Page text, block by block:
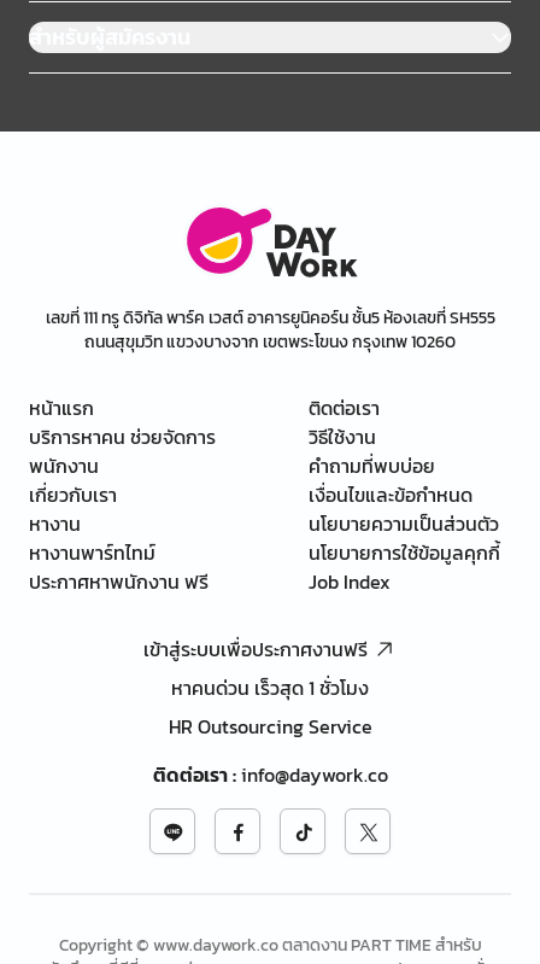
สำหรับผู้สมัครงาน
เลขที่ 111 ทรู ดิจิทัล พาร์ค เวสต์ อาคารยูนิคอร์น ชั้น5 ห้องเลขที่ SH555
ถนนสุขุมวิท แขวงบางจาก เขตพระโขนง กรุงเทพ 10260
หน้าแรก
บริการหาคน ช่วยจัดการ
พนักงาน
เกี่ยวกับเรา
หางาน
หางานพาร์ทไทม์
ประกาศหาพนักงาน ฟรี
ติดต่อเรา
วิธีใช้งาน
คำถามที่พบบ่อย
เงื่อนไขและข้อกำหนด
นโยบายความเป็นส่วนตัว
นโยบายการใช้ข้อมูลคุกกี้
Job Index
เข้าสู่ระบบเพื่อประกาศงานฟรี
หาคนด่วน เร็วสุด 1 ชั่วโมง
HR Outsourcing Service
ติดต่อเรา:info@daywork.co
Copyright © www.daywork.co ตลาดงาน PART TIME สำหรับ